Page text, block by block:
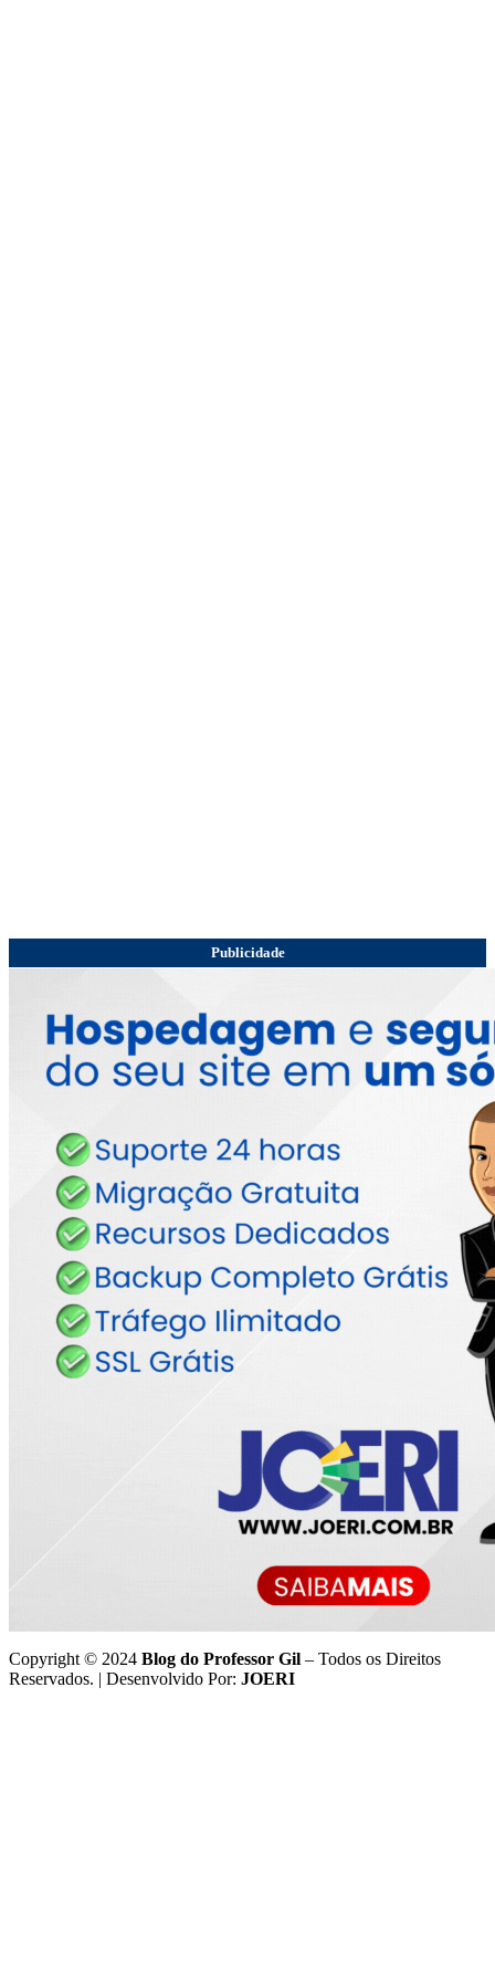
Publicidade
Copyright © 2024 Blog do Professor Gil – Todos os Direitos
Reservados. | Desenvolvido Por: JOERI